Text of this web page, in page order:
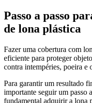
Passo a passo
de lona plástica
Fazer uma cobertura com
eficiente para proteger
contra intempéries, poeira e
Para garantir um resultado
importante seguir um passo
fundamental adquirir a lona